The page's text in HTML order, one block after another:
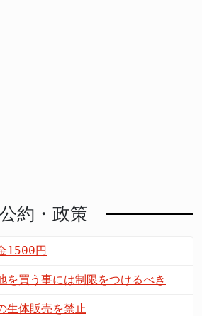
公約・政策
1500円
を買う事には制限をつけるべき
生体販売を禁止